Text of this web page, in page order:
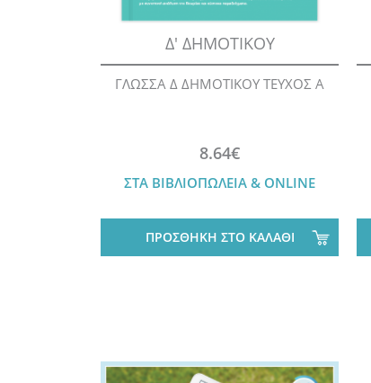
Δ' ΔΗΜΟΤΙΚΟΥ
ΓΛΩΣΣΑ Δ ΔΗΜΟΤΙΚΟΥ ΤΕΥΧΟΣ Α
8.64€
ΣΤΑ ΒΙΒΛΙΟΠΩΛΕΙΑ & ONLINE
ΠΡΟΣΘΗΚΗ ΣΤΟ ΚΑΛΑΘΙ